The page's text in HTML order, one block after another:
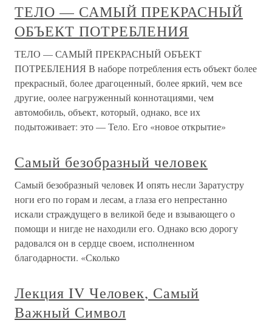
ТЕЛО — САМЫЙ ПРЕКРАСНЫЙ
ОБЪЕКТ ПОТРЕБЛЕНИЯ
ТЕЛО — САМЫЙ ПРЕКРАСНЫЙ ОБЪЕКТ
ПОТРЕБЛЕНИЯ В наборе потребления есть объект более
прекрасный, более драгоценный, более яркий, чем все
другие, оолее нагруженный коннотациями, чем
автомобиль, объект, который, однако, все их
подытоживает: это — Тело. Его «новое открытие»
Самый безобразный человек
Самый безобразный человек И опять несли Заратустру
ноги его по горам и лесам, а глаза его непрестанно
искали страждущего в великой беде и взывающего о
помощи и нигде не находили его. Однако всю дорогу
радовался он в сердце своем, исполненном
благодарности. «Сколько
Лекция IV Человек, Самый
Важный Символ